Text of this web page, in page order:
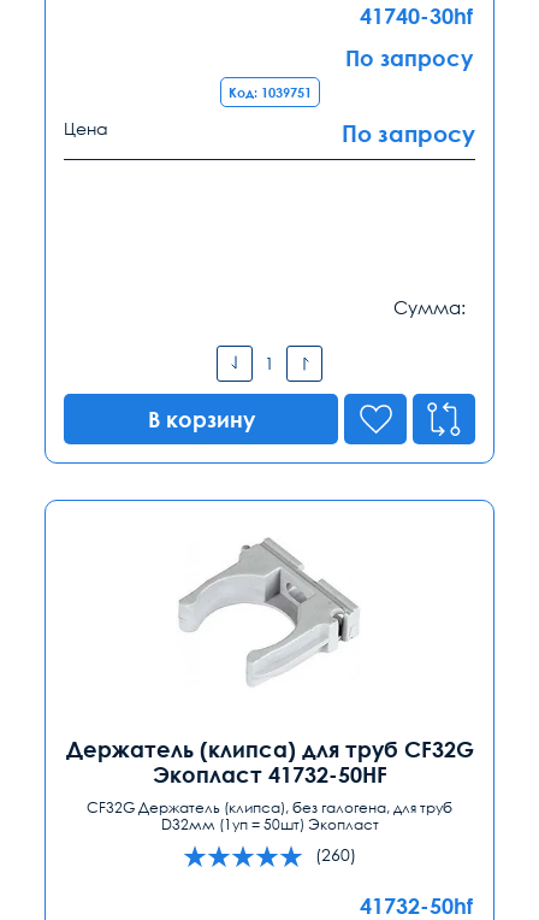
41740-30hf
По запросу
Код: 1039751
Цена По запросу
Сумма:
В корзину
Держатель (клипса) для труб CF32G
Экопласт 41732-50HF
CF32G Держатель (клипса), без галогена, для труб
D32мм (1уп = 50шт) Экопласт
(260)
41732-50hf